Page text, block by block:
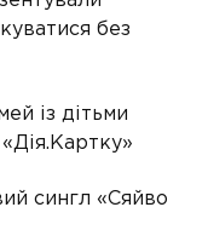
без
із дітьми
сингл «Сяйво